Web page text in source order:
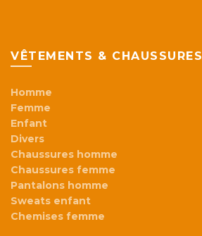
VÊTEMENTS & CHAUSSURES
Homme
Femme
Enfant
Divers
Chaussures homme
Chaussures femme
Pantalons homme
Sweats enfant
Chemises femme